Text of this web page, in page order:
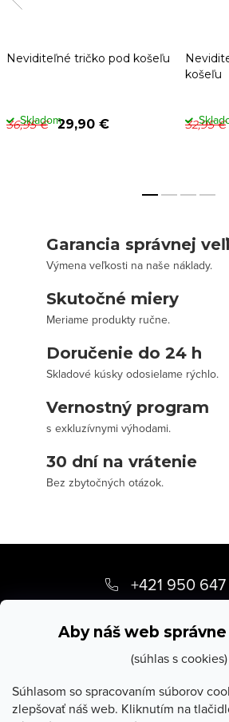
Aby náš web správne
(súhlas s cookies)
Súhlasom so spracovaním súborov
zlepšovať náš web. Kliknutím na
Neviditeľné tričko pod košeľu
36,95 € 29,90 €
Skladom
košeľu
32,95 €
Garancia správnej
Výmena veľkosti na naše náklady.
Skutočné miery
Meriame produkty ručne.
Doručenie do 24 h
Skladové kúsky odosielame rýchlo.
Vernostný program
s exkluzívnymi výhodami.
30 dní na vrátenie
Bez zbytočných otázok.
p
+421 950 647